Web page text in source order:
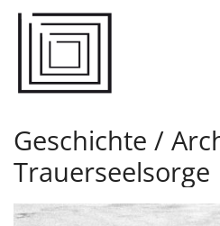
Zum Inhalt springen
Geschichte /
Trauerseelsorge